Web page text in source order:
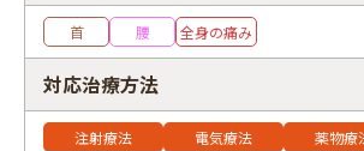
首 腰 全身の痛み
対応治療方法
注射療法 電気療法 薬物療